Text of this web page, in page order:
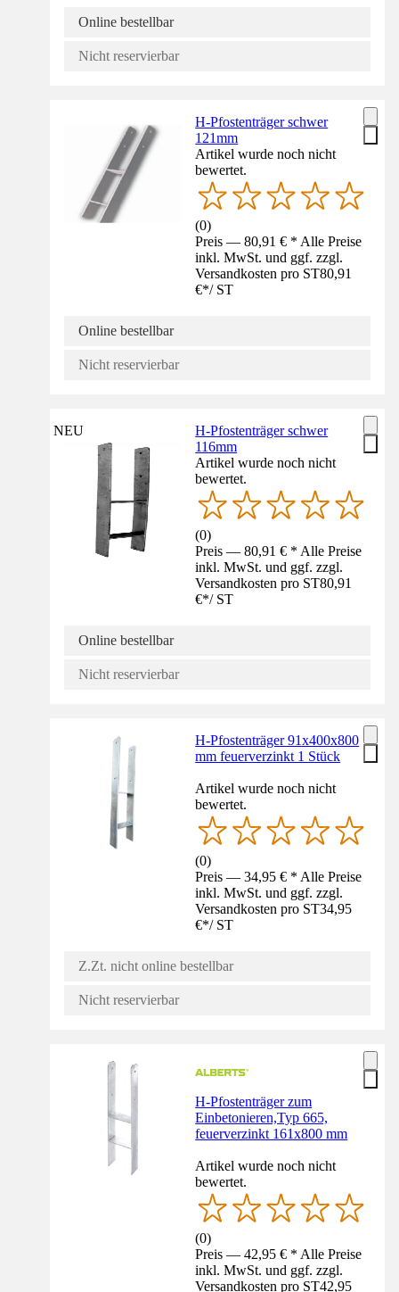
Online bestellbar
Nicht reservierbar
H-Pfostenträger schwer
121mm
Artikel wurde noch nicht
bewertet.
(0)
Preis — 80,91 € * Alle Preise
inkl. MwSt. und ggf. zzgl.
Versandkosten pro ST80,91
€*/ ST
Online bestellbar
Nicht reservierbar
NEU
H-Pfostenträger schwer
116mm
Artikel wurde noch nicht
bewertet.
(0)
Preis — 80,91 € * Alle Preise
inkl. MwSt. und ggf. zzgl.
Versandkosten pro ST80,91
€*/ ST
Online bestellbar
Nicht reservierbar
H-Pfostenträger 91x400x800
mm feuerverzinkt 1 Stück
Artikel wurde noch nicht
bewertet.
(0)
Preis — 34,95 € * Alle Preise
inkl. MwSt. und ggf. zzgl.
Versandkosten pro ST34,95
€*/ ST
Z.Zt. nicht online bestellbar
Nicht reservierbar
H-Pfostenträger zum
Einbetonieren,Typ 665,
feuerverzinkt 161x800 mm
Artikel wurde noch nicht
bewertet.
(0)
Preis — 42,95 € * Alle Preise
inkl. MwSt. und ggf. zzgl.
Versandkosten pro ST42,95